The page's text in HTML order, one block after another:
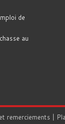
de
au
remerciements |